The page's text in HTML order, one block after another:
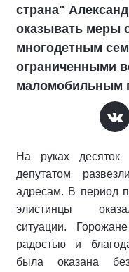
страна"
оказывать меры
многодетным
ограниченными
маломобильным
На руках десяток
депутатом
адресам. В период
элистинцы
ситуации.
радостью и
была оказана